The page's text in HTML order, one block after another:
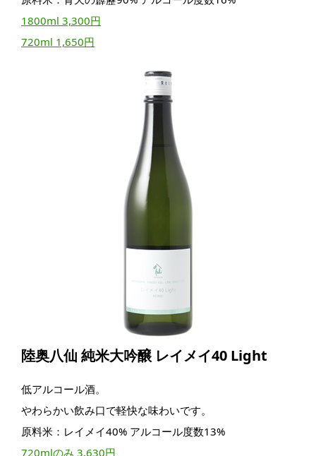
1800ml 3,300円
720ml 1,650円
陸奥八仙 純米大吟醸 レイメイ40 Light
低アルコール酒。
やわらかい飲み口で軽快な味わいです。
原料米：レイメイ40% アルコール度数13%
720mlのみ 3,630円